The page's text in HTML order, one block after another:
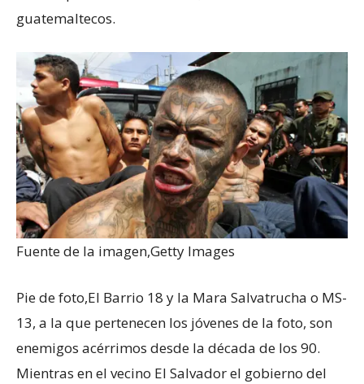
guatemaltecos.
Fuente de la imagen,Getty Images
Pie de foto,El Barrio 18 y la Mara Salvatrucha o MS-
13, a la que pertenecen los jóvenes de la foto, son
enemigos acérrimos desde la década de los 90.
Mientras en el vecino El Salvador el gobierno del